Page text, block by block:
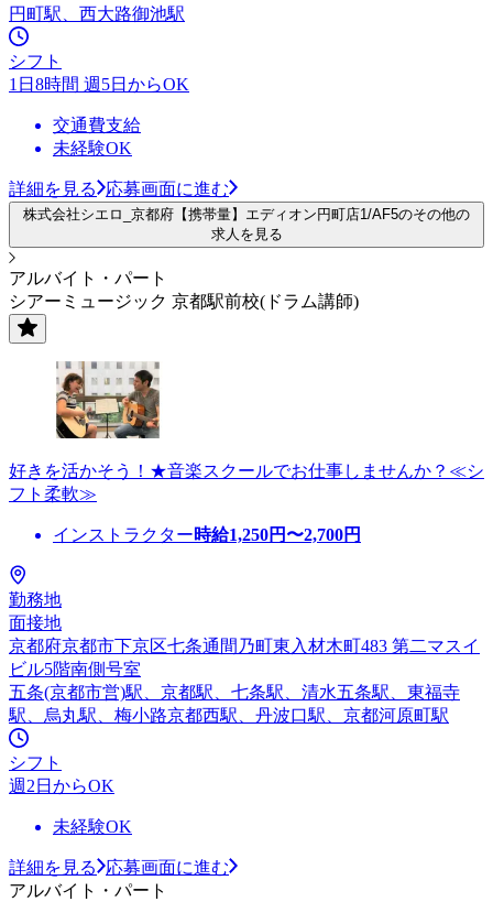
円町駅、西大路御池駅
シフト
1日8時間 週5日からOK
交通費支給
未経験OK
詳細を見る 応募画面に進む
株式会社シエロ_京都府【携帯量】エディオン円町店1/AF5のその他の
求人を見る
アルバイト・パート
シアーミュージック 京都駅前校(ドラム講師)
好きを活かそう！★音楽スクールでお仕事しませんか？≪シ
フト柔軟≫
インストラクター時給1,250円〜2,700円
勤務地
面接地
京都府京都市下京区七条通間乃町東入材木町483 第二マスイ
ビル5階南側号室
五条(京都市営)駅、京都駅、七条駅、清水五条駅、東福寺
駅、烏丸駅、梅小路京都西駅、丹波口駅、京都河原町駅
シフト
週2日からOK
未経験OK
詳細を見る
応募画面に進む
アルバイト・パート